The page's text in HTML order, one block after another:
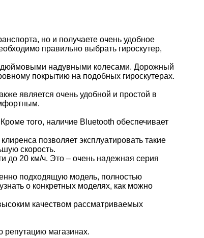
но и получаете очень удобное
правильно выбрать гироскутер,
дюймовыми надувными колесами. Дорожный
покрытию на подобных гироскутерах.
является очень удобной и простой в
того, наличие Bluetooth обеспечивает
позволяет эксплуатировать такие
скорость.
до 20 км/ч. Это – очень надежная серия
подходящую модель, полностью
о конкретных моделях, как можно
качеством рассматриваемых
репутацию магазинах.